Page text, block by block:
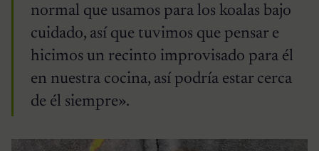
normal que usamos para los koalas bajo
cuidado, así que tuvimos que pensar e
hicimos un recinto improvisado para él
en nuestra cocina, así podría estar cerca
de él siempre».